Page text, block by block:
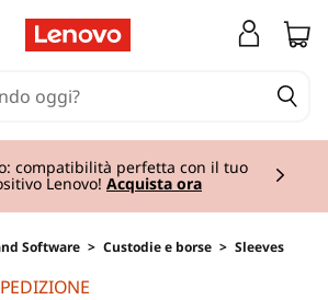
principale
compatibilità perfetta con il tuo
Lenovo! Acquista ora
Software > Custodie e borse > Sleeves